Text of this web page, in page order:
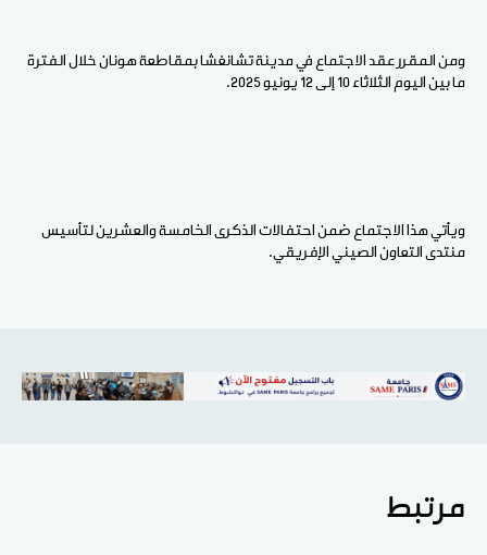
ومن المقرر عقد الاجتماع في مدينة تشانغشا بمقاطعة هونان خلال الفترة
ما بين اليوم الثلاثاء 10 إلى 12 يونيو 2025.
ويأتي هذا الاجتماع ضمن احتفالات الذكرى الخامسة والعشرين لتأسيس
منتدى التعاون الصيني الإفريقي.
مرتبط